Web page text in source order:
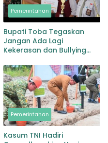
Pemerintahan
Bupati Toba Tegaskan
Jangan Ada Lagi
Kekerasan dan Bullying
Kolaborasi Seluruh Pihak
Pemerintahan
Kasum TNI Hadiri